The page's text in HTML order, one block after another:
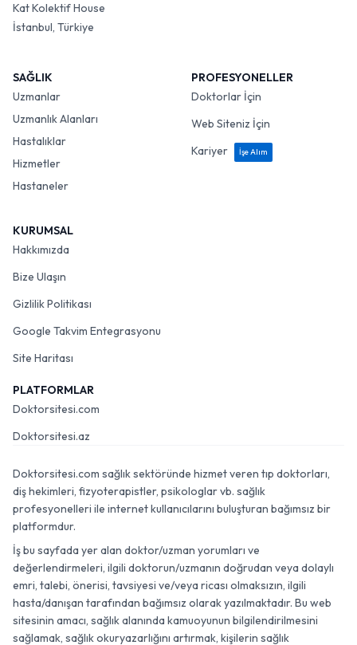
Kat Kolektif House
İstanbul, Türkiye
SAĞLIK
Uzmanlar
Uzmanlık Alanları
Hastalıklar
Hizmetler
Hastaneler
PROFESYONELLER
Doktorlar İçin
Web Siteniz İçin
Kariyer
İşe Alım
KURUMSAL
Hakkımızda
Bize Ulaşın
Gizlilik Politikası
Google Takvim Entegrasyonu
Site Haritası
PLATFORMLAR
Doktorsitesi.com
Doktorsitesi.az
Doktorsitesi.com sağlık sektöründe hizmet veren tıp doktorları,
diş hekimleri, fizyoterapistler, psikologlar vb. sağlık
profesyonelleri ile internet kullanıcılarını buluşturan bağımsız bir
platformdur.
İş bu sayfada yer alan doktor/uzman yorumları ve
değerlendirmeleri, ilgili doktorun/uzmanın doğrudan veya dolaylı
emri, talebi, önerisi, tavsiyesi ve/veya ricası olmaksızın, ilgili
hasta/danışan tarafından bağımsız olarak yazılmaktadır. Bu web
sitesinin amacı, sağlık alanında kamuoyunun bilgilendirilmesini
sağlamak, sağlık okuryazarlığını artırmak, kişilerin sağlık